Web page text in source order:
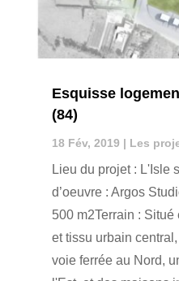
Esquisse
(84)
18 Fév, 2019 | Les
Lieu du projet : L'Isle
d’oeuvre : Argos
500 m2Terrain :
et tissu urbain
voie ferrée au Nord,